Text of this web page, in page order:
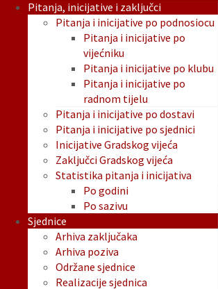
Pitanja, inicijative i zaključci
Pitanja i inicijative po podnosiocu
Pitanja i inicijative po
vijećniku
Pitanja i inicijative po klubu
Pitanja i inicijative po
radnom tijelu
Pitanja i inicijative po dostavi
Pitanja i inicijative po sjednici
Inicijative Gradskog vijeća
Zaključci Gradskog vijeća
Statistika pitanja i inicijativa
Po godini
Po sazivu
Sjednice
Arhiva zaključaka
Arhiva poziva
Održane sjednice
Realizacije sjednica